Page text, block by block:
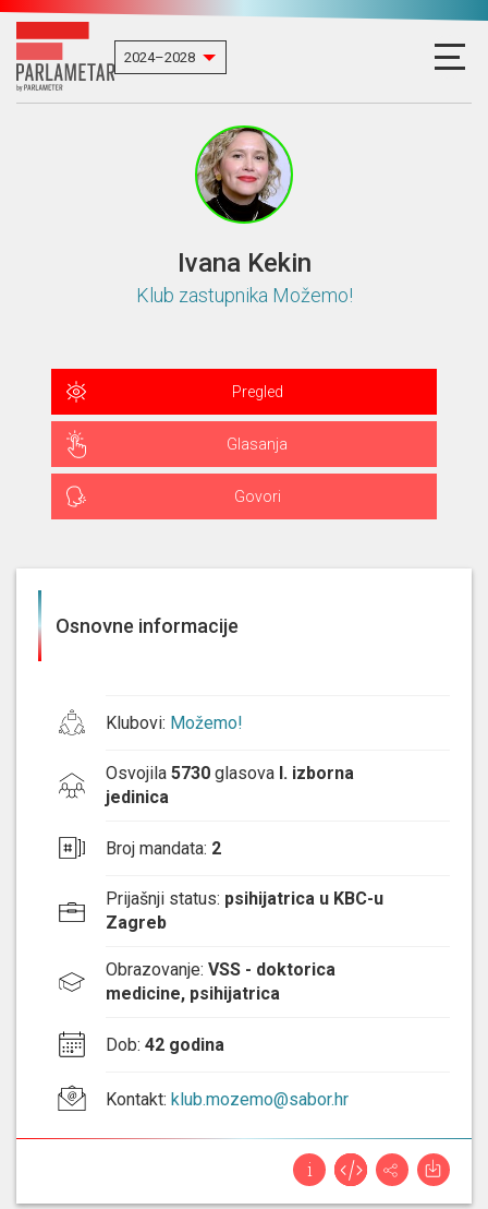
Ivana Kekin
Klub zastupnika Možemo!
Pregled
Glasanja
Govori
Osnovne informacije
Klubovi: Možemo!
Osvojila 5730 glasova I. izborna
jedinica
Broj mandata: 2
Prijašnji status: psihijatrica u KBC-u
Zagreb
Obrazovanje: VSS - doktorica
medicine, psihijatrica
Dob: 42 godina
Kontakt: klub.mozemo@sabor.hr